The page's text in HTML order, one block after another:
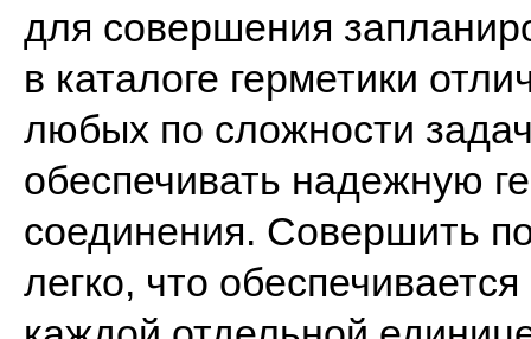
для совершения
в каталоге герметики
любых по сложности
обеспечивать надежную
соединения. Совершить
легко, что